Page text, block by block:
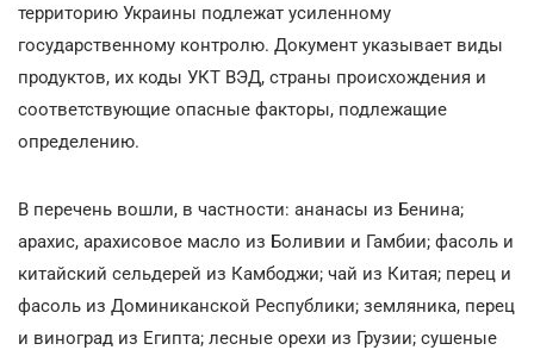
территорию Украины подлежат усиленному
государственному контролю. Документ указывает виды
продуктов, их коды УКТ ВЭД, страны происхождения и
соответствующие опасные факторы, подлежащие
определению.
В перечень вошли, в частности: ананасы из Бенина;
арахис, арахисовое масло из Боливии и Гамбии; фасоль и
китайский сельдерей из Камбоджи; чай из Китая; перец и
фасоль из Доминиканской Республики; земляника, перец
и виноград из Египта; лесные орехи из Грузии; сушеные